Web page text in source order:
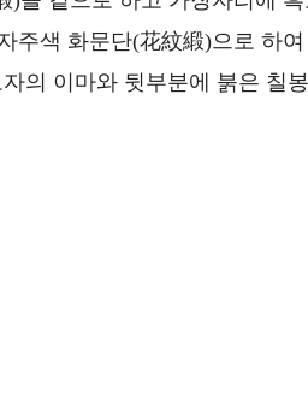
주색 화문단(花紋緞)으로 하
의 이마와 뒷부분에 붉은 칠